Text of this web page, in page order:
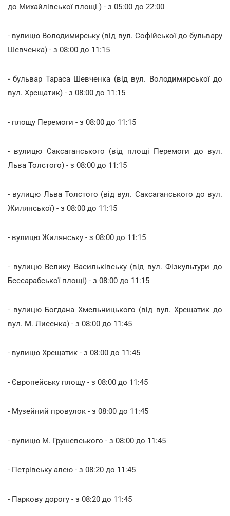
до Михайлівської площі ) - з 05:00 до 22:00
- вулицю Володимирську (від вул. Софійської до бульвару
Шевченка) - з 08:00 до 11:15
- бульвар Тараса Шевченка (від вул. Володимирської до
вул. Хрещатик) - з 08:00 до 11:15
- площу Перемоги - з 08:00 до 11:15
- вулицю Саксаганського (від площі Перемоги до вул.
Льва Толстого) - з 08:00 до 11:15
- вулицю Льва Толстого (від вул. Саксаганського до вул.
Жилянської) - з 08:00 до 11:15
- вулицю Жилянську - з 08:00 до 11:15
- вулицю Велику Васильківську (від вул. Фізкультури до
Бессарабської площі) - з 08:00 до 11:15
- вулицю Богдана Хмельницького (від вул. Хрещатик до
вул. М. Лисенка) - з 08:00 до 11:45
- вулицю Хрещатик - з 08:00 до 11:45
- Європейську площу - з 08:00 до 11:45
- Музейний провулок - з 08:00 до 11:45
- вулицю М. Грушевського - з 08:00 до 11:45
- Петрівську алею - з 08:20 до 11:45
- Паркову дорогу - з 08:20 до 11:45